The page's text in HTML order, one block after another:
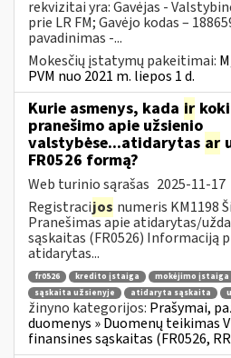
rekvizitai yra: Gavėjas -
prie LR FM; Gavėjo kodas –
pavadinimas -...
Mokesčių įstatymų pakeitimai:
PVM nuo 2021 m. liepos 1 d.
Kurie asmenys, kada ir
pranešimo apie užsienio
valstybėse...atidarytas ar
FR0526 formą?
Web turinio sąrašas 2025-11-17
Registracijos numeris KM1198
Pranešimas apie atidarytas/
sąskaitas (FR0526) Informaciją
atidarytas...
fr0526 kredito įstaiga mokėjimo įstaiga
sąskaita užsienyje
atidaryta sąskaita
žinyno kategorijos: Prašymai,
duomenys » Duomenų teikimas
finansines sąskaitas (FR0526,